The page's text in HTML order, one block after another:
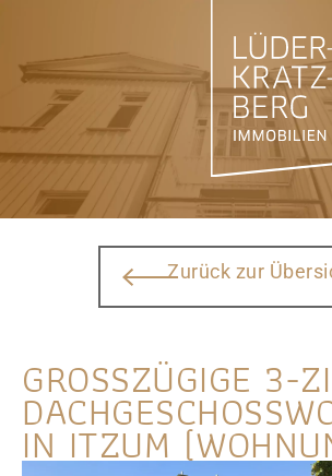
Zurück zur
GROSSZÜGIGE 3-
N ITZUM